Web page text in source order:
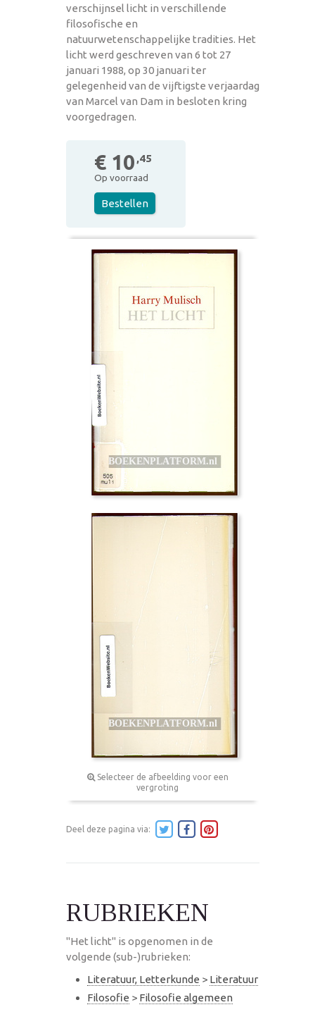
verschijnsel licht in verschillende
filosofische en
natuurwetenschappelijke tradities. Het
licht werd geschreven van 6 tot 27
januari 1988, op 30 januari ter
gelegenheid van de vijftigste verjaardag
van Marcel van Dam in besloten kring
voorgedragen.
€ 10 ,45
Op voorraad
Bestellen
Selecteer de afbeelding voor een
vergroting
Deel deze pagina via:
RUBRIEKEN
"Het licht" is opgenomen in de
volgende (sub-)rubrieken:
Literatuur, Letterkunde > Literatuur
Filosofie > Filosofie algemeen